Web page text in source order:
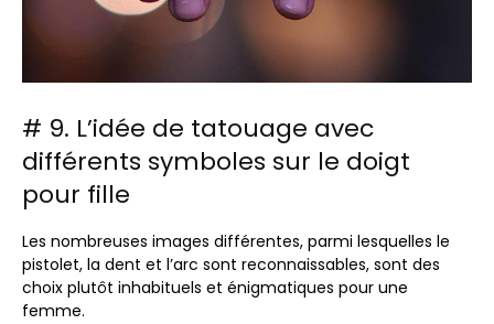
# 9. L’idée de tatouage avec
différents symboles sur le doigt
pour fille
Les nombreuses images différentes, parmi lesquelles le
pistolet, la dent et l’arc sont reconnaissables, sont des
choix plutôt inhabituels et énigmatiques pour une
femme.